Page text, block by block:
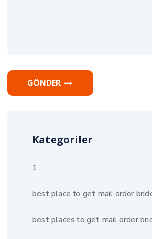
GÖNDER
Kategoriler
1
best place to get mail order
best places to get mail order